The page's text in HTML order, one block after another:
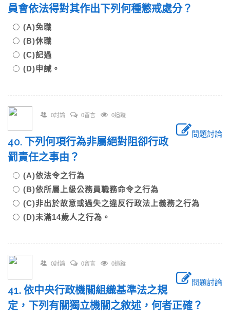
員會依法得對其作出下列何種懲戒處分？
(A)免職
(B)休職
(C)記過
(D)申誡。
0討論 0留言 0追蹤
問題討論
40. 下列何項行為非屬絕對阻卻行政
罰責任之事由？
(A)依法令之行為
(B)依所屬上級公務員職務命令之行為
(C)非出於故意或過失之違反行政法上義務之行為
(D)未滿14歲人之行為。
0討論 0留言 0追蹤
問題討論
41. 依中央行政機關組織基準法之規
定，下列有關獨立機關之敘述，何者正確？